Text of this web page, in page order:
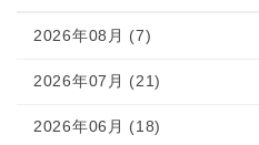
2026年08月 (7)
2026年07月 (21)
2026年06月 (18)